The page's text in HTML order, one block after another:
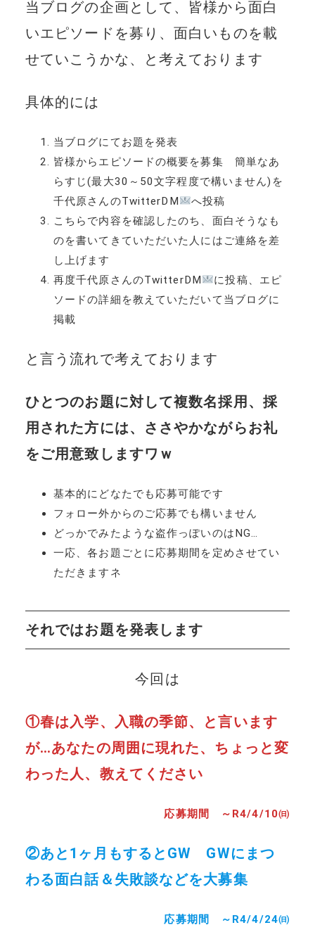
当ブログの企画として、皆様から面白
いエピソードを募り、面白いものを載
せていこうかな、と考えております
具体的には
当ブログにてお題を発表
皆様からエピソードの概要を募集 簡単なあ
らすじ(最大30～50文字程度で構いません)を
千代原さんのTwitterDM
へ投稿
こちらで内容を確認したのち、面白そうなも
のを書いてきていただいた人にはご連絡を差
し上げます
再度千代原さんのTwitterDM
に投稿、エピ
ソードの詳細を教えていただいて当ブログに
掲載
と言う流れで考えております
ひとつのお題に対して複数名採用、採
用された方には、ささやかながらお礼
をご用意致しますワｗ
基本的にどなたでも応募可能です
フォロー外からのご応募でも構いません
どっかでみたような盗作っぽいのはNG…
一応、各お題ごとに応募期間を定めさせてい
ただきますネ
それではお題を発表します
今回は
①春は入学、入職の季節、と言います
が…あなたの周囲に現れた、ちょっと変
わった人、教えてください
応募期間 ～R4/4/10㈰
②あと1ヶ月もするとGW GWにまつ
わる面白話＆失敗談などを大募集
応募期間 ～R4/4/24㈰